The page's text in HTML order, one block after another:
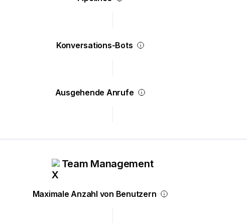
Konversations-Bots
Ausgehende Anrufe
Team Management
Maximale Anzahl von Benutzern